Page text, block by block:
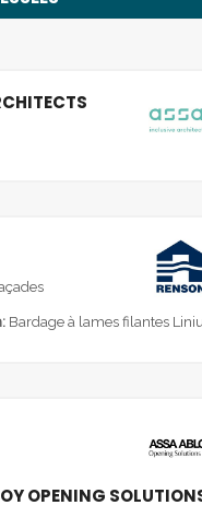
Bardage à lames filantes
OPENING